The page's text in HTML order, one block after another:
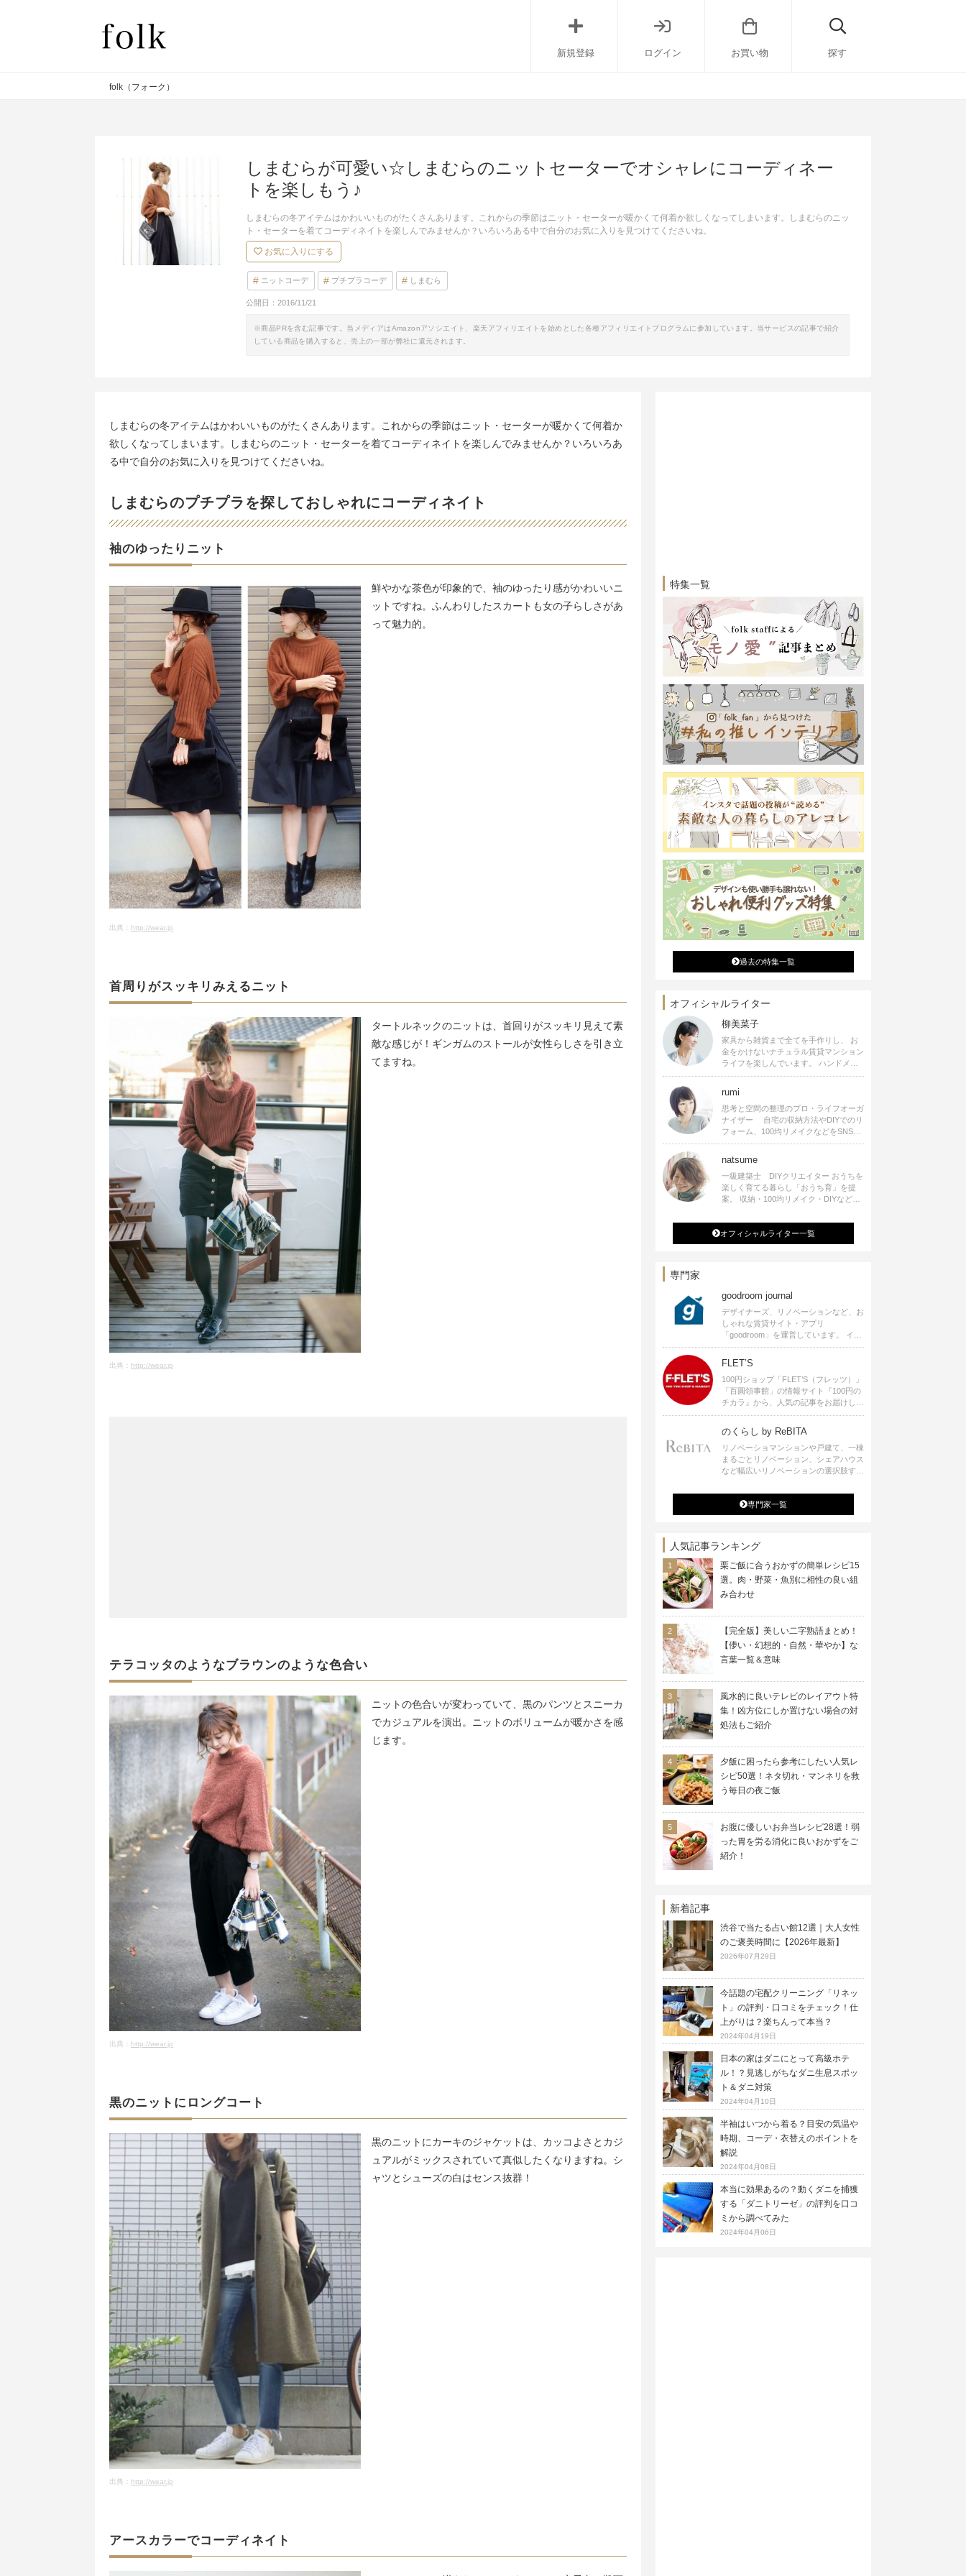
新規登録 ログイン お買い物 探す
folk（フォーク）
しまむらが可愛い☆しまむらのニットセーターでオシャレにコーディネー
トを楽しもう♪
しまむらの冬アイテムはかわいいものがたくさんあります。これからの季節はニット・セーターが暖かくて何着か欲しくなってしまいます。しまむらのニッ
ト・セーターを着てコーディネイトを楽しんでみませんか？いろいろある中で自分のお気に入りを見つけてくださいね。
お気に入りにする
ニットコーデ プチプラコーデ しまむら
公開日： 2016/11/21
※商品PRを含む記事です。当メディアはAmazonアソシエイト、楽天アフィリエイトを始めとした各種アフィリエイトプログラムに参加しています。当サービスの記事で紹介
している商品を購入すると、売上の一部が弊社に還元されます。
しまむらの冬アイテムはかわいいものがたくさんあります。これからの季節はニット・セーターが暖かくて何着か
欲しくなってしまいます。しまむらのニット・セーターを着てコーディネイトを楽しんでみませんか？いろいろあ
る中で自分のお気に入りを見つけてくださいね。
しまむらのプチプラを探しておしゃれにコーディネイト
袖のゆったりニット
出典： http://wear.jp
鮮やかな茶色が印象的で、袖のゆったり感がかわいいニ
ットですね。ふんわりしたスカートも女の子らしさがあ
って魅力的。
首周りがスッキリみえるニット
出典： http://wear.jp
タートルネックのニットは、首回りがスッキリ見えて素
敵な感じが！ギンガムのストールが女性らしさを引き立
てますね。
テラコッタのようなブラウンのような色合い
出典： http://wear.jp
ニットの色合いが変わっていて、黒のパンツとスニーカ
でカジュアルを演出。ニットのボリュームが暖かさを感
じます。
黒のニットにロングコート
出典： http://wear.jp
黒のニットにカーキのジャケットは、カッコよさとカジ
ュアルがミックスされていて真似したくなりますね。シ
ャツとシューズの白はセンス抜群！
アースカラーでコーディネイト
特集一覧
過去の特集一覧
オフィシャルライター
柳美菜子
家具から雑貨まで全てを手作りし、 お
金をかけないナチュラル賃貸マンション
ライフを楽しんでいます。 ハンドメイ
ド雑貨やインテリアに関する著書も出
ます。
rumi
思考と空間の整理のプロ・ライフオーガ
ナイザー 自宅の収納方法やDIYでのリ
フォーム、100均リメイクなどをSNSで
公開中。 収納やリメイク、インテリア
シピ提供、店舗プロデュース 2016年９
月に宝島社より【Rumiのおうち時間を
楽しむインテリア】を出版しました。
natsume
一級建築士 DIYクリエイター おうちを
楽しく育てる暮らし「おうち育」を提
案。 収納・100均リメイク・DIYなどお
発信中。 著書 なつめさんちの新しい
のになつかしいアンティークな部屋つく
り 雑誌掲載・TV出演・コラム執筆・
オフィシャルライター一覧
専門家
goodroom journal
デザイナーズ、リノベーションなど、お
しゃれな賃貸サイト・アプリ
「goodroom」を運営しています。 イン
テリアや、ひとり暮らし、ふたり暮らし
のアイディアなど、賃貸でも自分らしい
暮らしを楽しむためのヒントをお届けし
ます。
FLET’S
100円ショップ「FLET’S（フレッツ）」
「百圓領事館」の情報サイト『100円の
チカラ』から、人気の記事をお届けしま
す。
のくらし by ReBITA
リノベーショマンションや戸建て、一棟
まるごとリノベーション、シェアハウス
など幅広いリノベーションの選択肢すべ
ジ・シェアスペースなど、「住む」だけ
ではなく「働く」「遊ぶ」「学ぶ」「旅
する」といった領域でも、暮らしや生き
専門家一覧
人気記事ランキング
栗ご飯に合うおかずの簡単レシピ15
選。肉・野菜・魚別に相性の良い組
み合わせ
【完全版】美しい二字熟語まとめ！
【儚い・幻想的・自然・華やか】な
言葉一覧＆意味
風水的に良いテレビのレイアウト特
集！凶方位にしか置けない場合の対
処法もご紹介
夕飯に困ったら参考にしたい人気レ
シピ50選！ネタ切れ・マンネリを救
う毎日の夜ご飯
お腹に優しいお弁当レシピ28選！弱
った胃を労る消化に良いおかずをご
紹介！
新着記事
渋谷で当たる占い館12選｜大人女性
のご褒美時間に【2026年最新】
2026年07月29日
今話題の宅配クリーニング「リネッ
ト」の評判・口コミをチェック！仕
上がりは？楽ちんって本当？
2024年04月19日
日本の家はダニにとって高級ホテ
ル！？見逃しがちなダニ生息スポッ
ト＆ダニ対策
2024年04月10日
半袖はいつから着る？目安の気温や
時期、コーデ・衣替えのポイントを
解説
2024年04月08日
本当に効果あるの？動くダニを捕獲
する「ダニトリーゼ」の評判を口コ
ミから調べてみた
2024年04月06日